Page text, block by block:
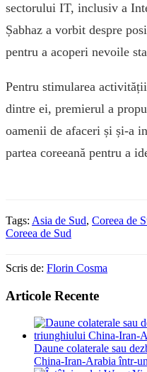
sectorului IT, inclusiv a
Șabhaz a vorbit despre
pentru a acoperi nevoile
Pentru stimularea
dintre ei, premierul a
oamenii de afaceri și și-a
partea coreeană pentru a
Tags: Asia de Sud, Coreea de
Coreea de Sud
Scris de: Florin Cosma
Articole Recente
Daune colaterale sau
China-Iran-Arabia într-